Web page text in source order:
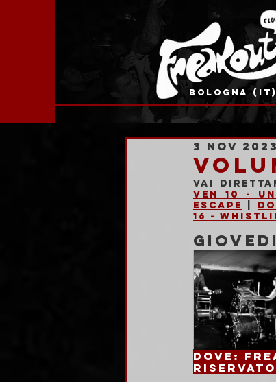
BOLOGNA (IT)
3 nov 2023
Vai
Ven 10 -
Escape
16 -
Dove:
Riservato